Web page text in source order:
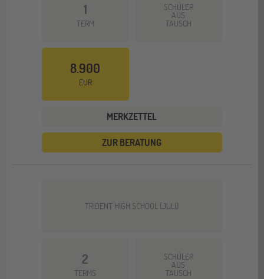
1
TERM
SCHÜLER
AUS
TAUSCH
8.900
EUR
MERKZETTEL
ZUR BERATUNG
TRIDENT HIGH SCHOOL (JULI)
2
TERMS
SCHÜLER
AUS
TAUSCH